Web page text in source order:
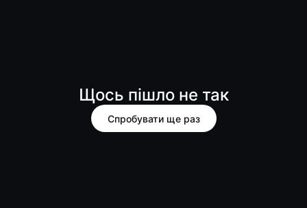
Щось пішло не так
Спробувати ще раз